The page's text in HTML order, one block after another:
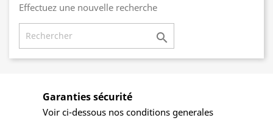
Effectuez une nouvelle recherche

Garanties sécurité
Voir ci-dessous nos conditions generales